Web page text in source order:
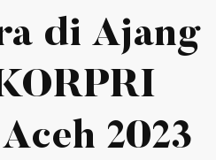
di Ajang
2023